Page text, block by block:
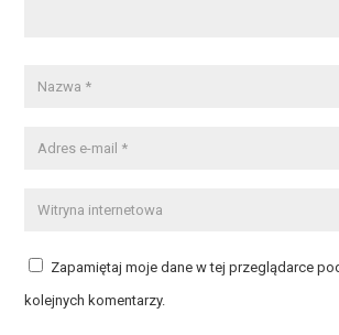
Zapamiętaj moje dane w tej przeglądarce
kolejnych komentarzy.